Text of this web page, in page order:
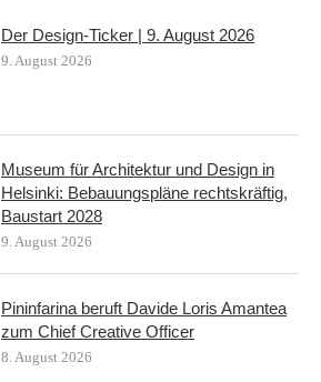
Der Design-Ticker | 9. August 2026
9. August 2026
Museum für Architektur und Design in
Helsinki: Bebauungspläne rechtskräftig,
Baustart 2028
9. August 2026
Pininfarina beruft Davide Loris Amantea
zum Chief Creative Officer
8. August 2026